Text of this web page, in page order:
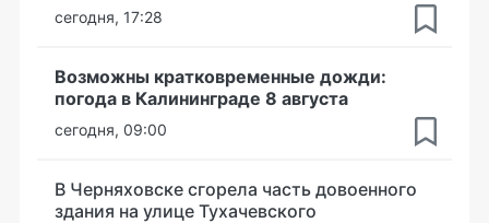
сегодня, 17:28
Возможны кратковременные дожди:
погода в Калининграде 8 августа
сегодня, 09:00
В Черняховске сгорела часть довоенного
здания на улице Тухачевского